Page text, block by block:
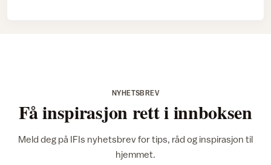
NYHETSBREV
Få inspirasjon rett i innboksen
Meld deg på IFIs nyhetsbrev for tips, råd og inspirasjon til
hjemmet.